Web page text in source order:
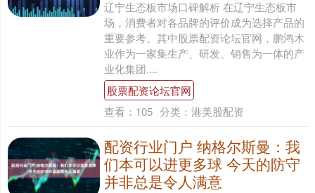
辽宁生态板市场口碑解析 在辽宁生态板市
场，消费者对各品牌的评价成为选择产品的
重要参考。其中股票配资论坛官网，鹏鸿木
业作为一家集生产、研发、销售为一体的产
业化集团....
股票配资论坛官网
查看： 105 分类： 港美股配资
配资行业门户 纳格尔斯曼：我
们本可以进更多球 今天的防守
并非总是令人满意